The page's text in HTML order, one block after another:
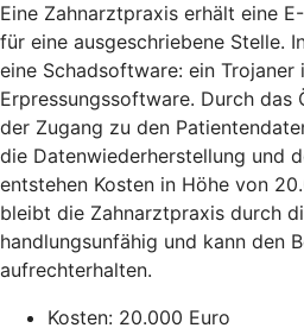
Eine Zahnarztpraxis erhält eine
für eine ausgeschriebene Stelle.
eine Schadsoftware: ein Trojaner
Erpressungssoftware. Durch das
der Zugang zu den
die Datenwiederherstellung und
entstehen Kosten in Höhe von
bleibt die Zahnarztpraxis durch
handlungsunfähig und kann den
aufrechterhalten.
Kosten: 20.000 Euro